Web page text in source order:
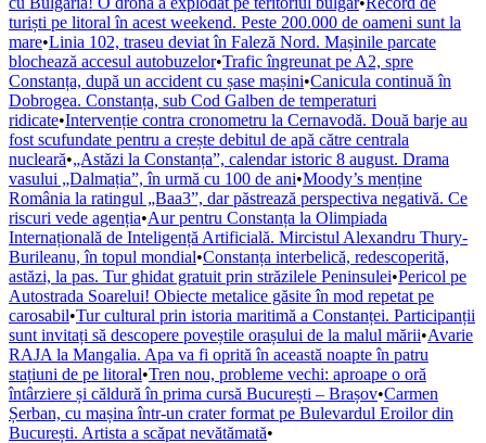
turiști pe litoral în acest weekend. Peste 200.000 de oameni sunt la
mare•Linia 102, traseu deviat în Faleză Nord. Mașinile parcate
blochează accesul autobuzelor•Trafic îngreunat pe A2, spre
Constanța, după un accident cu șase mașini•Canicula continuă în
Dobrogea. Constanța, sub Cod Galben de temperaturi
ridicate•Intervenție contra cronometru la Cernavodă. Două barje au
fost scufundate pentru a crește debitul de apă către centrala
nucleară•„Astăzi la Constanța”, calendar istoric 8 august. Drama
vasului „Dalmația”, în urmă cu 100 de ani•Moody’s menține
România la ratingul „Baa3”, dar păstrează perspectiva negativă. Ce
riscuri vede agenția•Aur pentru Constanța la Olimpiada
Internațională de Inteligență Artificială. Mircistul Alexandru Thury-
Burileanu, în topul mondial•Constanța interbelică, redescoperită,
astăzi, la pas. Tur ghidat gratuit prin străzilele Peninsulei•Pericol pe
Autostrada Soarelui! Obiecte metalice găsite în mod repetat pe
carosabil•Tur cultural prin istoria maritimă a Constanței. Participanții
sunt invitați să descopere poveștile orașului de la malul mării•Avarie
RAJA la Mangalia. Apa va fi oprită în această noapte în patru
stațiuni de pe litoral•Tren nou, probleme vechi: aproape o oră
întârziere și căldură în prima cursă București – Brașov•Carmen
Șerban, cu mașina într-un crater format pe Bulevardul Eroilor din
București. Artista a scăpat nevătămată•